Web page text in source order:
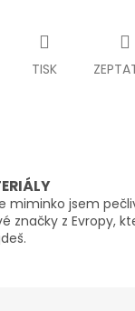
TISK
miminko jsem
značky z Evropy,